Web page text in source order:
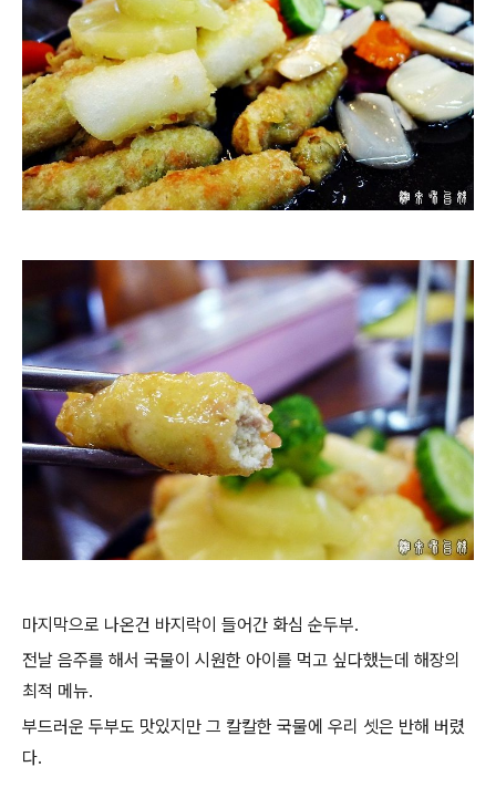
마지막으로 나온건 바지락이 들어간 화심 순두부.
전날 음주를 해서 국물이 시원한 아이를 먹고 싶다했는데 해장의
최적 메뉴.
부드러운 두부도 맛있지만 그 칼칼한 국물에 우리 셋은 반해 버렸
다.